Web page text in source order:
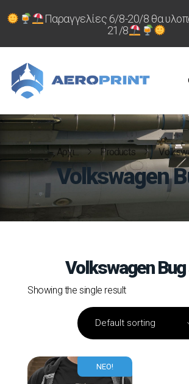
Παραγγελίες 6/8-20/8 θα
21/8
Αρχι... Products
Volkswagen
Volkswagen
Showing the single result
ΝΕΟ!